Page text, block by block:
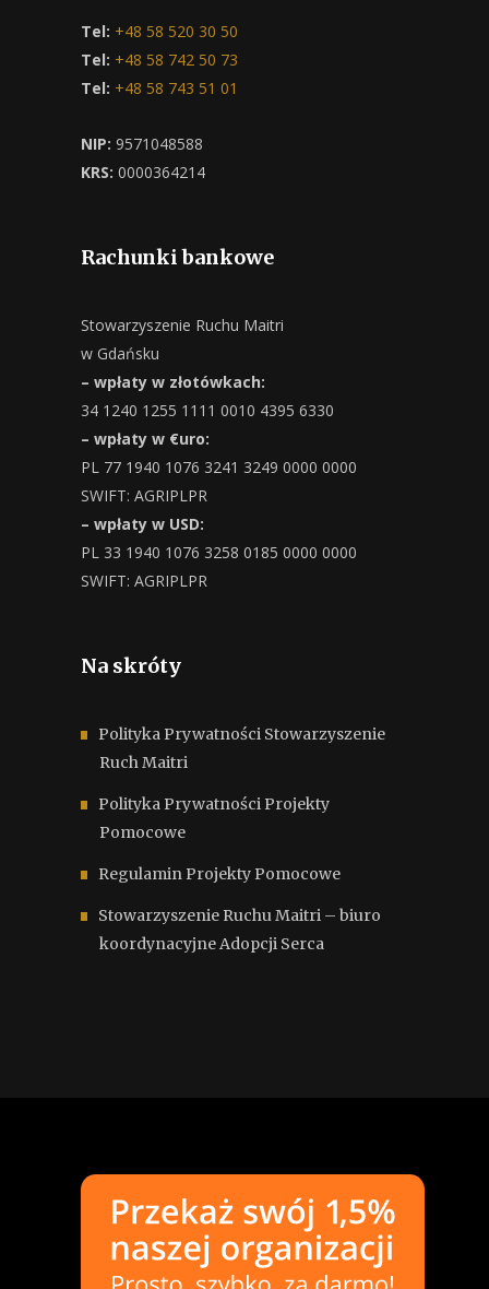
Tel: +48 58 520 30 50
Tel: +48 58 742 50 73
Tel: +48 58 743 51 01
NIP: 9571048588
KRS: 0000364214
Rachunki bankowe
Stowarzyszenie Ruchu Maitri
w Gdańsku
– wpłaty w złotówkach:
34 1240 1255 1111 0010 4395 6330
– wpłaty w €uro:
PL 77 1940 1076 3241 3249 0000 0000
SWIFT: AGRIPLPR
– wpłaty w USD:
PL 33 1940 1076 3258 0185 0000 0000
SWIFT: AGRIPLPR
Na skróty
Polityka Prywatności Stowarzyszenie
Ruch Maitri
Polityka Prywatności Projekty
Pomocowe
Regulamin Projekty Pomocowe
Stowarzyszenie Ruchu Maitri – biuro
koordynacyjne Adopcji Serca